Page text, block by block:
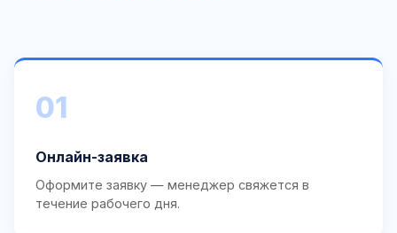
01
Онлайн-заявка
Оформите заявку — менеджер свяжется в
течение рабочего дня.